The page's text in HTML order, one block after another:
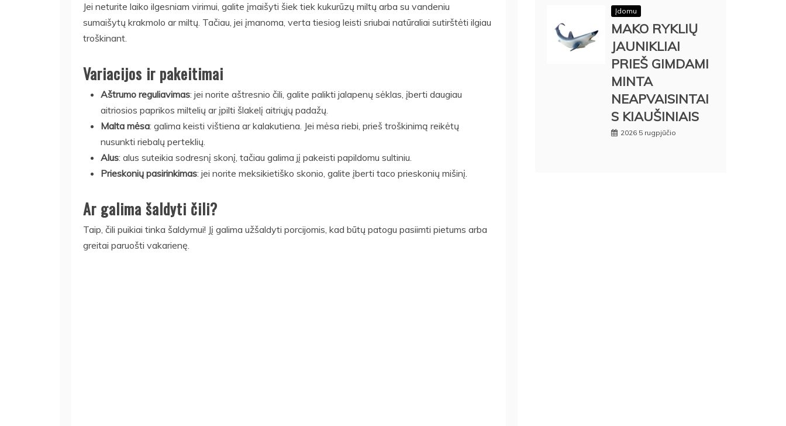
Jei neturite laiko ilgesniam virimui, galite įmaišyti šiek tiek kukurūzų miltų arba su vandeniu
sumaišytų krakmolo ar miltų. Tačiau, jei įmanoma, verta tiesiog leisti sriubai natūraliai sutirštėti ilgiau
troškinant.
Variacijos ir pakeitimai
Aštrumo reguliavimas: jei norite aštresnio čili, galite palikti jalapenų sėklas, įberti daugiau
aitriosios paprikos miltelių ar įpilti šlakelį aitriųjų padažų.
Malta mėsa: galima keisti vištiena ar kalakutiena. Jei mėsa riebi, prieš troškinimą reikėtų
nusunkti riebalų perteklių.
Alus: alus suteikia sodresnį skonį, tačiau galima jį pakeisti papildomu sultiniu.
Prieskonių pasirinkimas: jei norite meksikietiško skonio, galite įberti taco prieskonių mišinį.
Ar galima šaldyti čili?
Taip, čili puikiai tinka šaldymui! Jį galima užšaldyti porcijomis, kad būtų patogu pasiimti pietums arba
greitai paruošti vakarienę.
Įdomu
MAKO RYKLIŲ
JAUNIKLIAI
PRIEŠ GIMDAMI
MINTA
NEAPVAISINTAI
S KIAUŠINIAIS
2026 5 rugpjūčio